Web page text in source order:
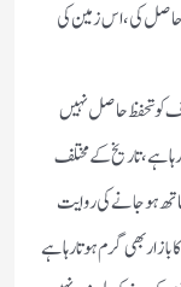
حاصل کی ، اس زمین کی
کو تحفظ حاصل نہیں
رہا ہے ، تاریخ کے مختلف
ہو جانے کی روایت
بھی گرم ہو تا رہا ہے